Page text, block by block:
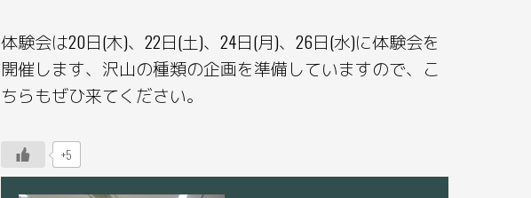
体験会は20日(木)、22日(土)、24日(月)、26日(水)に体験会を
開催します、沢山の種類の企画を準備していますので、こ
ちらもぜひ来てください。
+5